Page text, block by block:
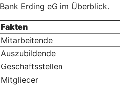
Bank Erding eG im Überblick.
Fakten
Mitarbeitende
Auszubildende
Geschäftsstellen
Mitglieder